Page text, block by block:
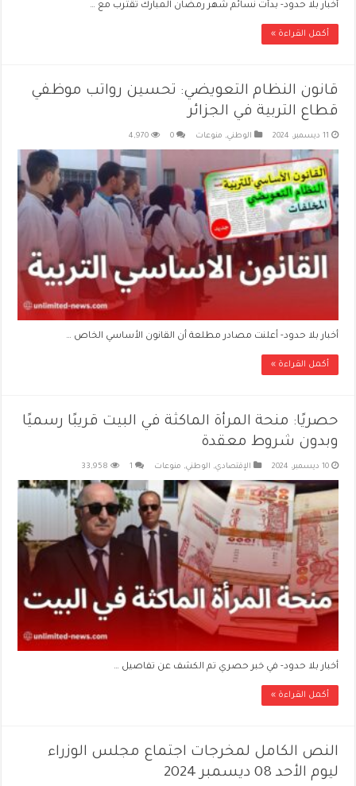
أخبار بلا حدود- بدأت نسائم شهر رمضان المبارك تقترب مع …
أكمل القراءة »
قانون النظام التعويضي: تحسين رواتب موظفي
قطاع التربية في الجزائر
11 ديسمبر، 2024 الوطني, منوعات 0
4,970
أخبار بلا حدود- أعلنت مصادر مطلعة أن القانون الأساسي الخاص …
أكمل القراءة »
حصريًا: منحة المرأة الماكثة في البيت قريبًا رسميًا
وبدون شروط معقدة
10 ديسمبر، 2024 الإقتصادي, الوطني, منوعات 1
33,958
أخبار بلا حدود- في خبر حصري تم الكشف عن تفاصيل …
أكمل القراءة »
النص الكامل لمخرجات اجتماع مجلس الوزراء
ليوم الأحد 08 ديسمبر 2024